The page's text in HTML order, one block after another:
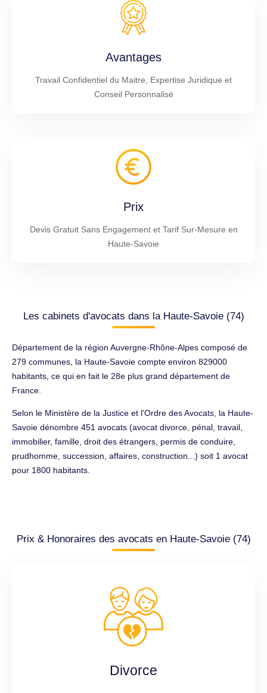
Avantages
Travail Confidentiel du Maitre, Expertise Juridique et
Conseil Personnalisé
Prix
Devis Gratuit Sans Engagement et Tarif Sur-Mesure en
Haute-Savoie
Les cabinets d'avocats dans la Haute-Savoie (74)
Département de la région Auvergne-Rhône-Alpes composé de
279 communes, la Haute-Savoie compte environ 829000
habitants, ce qui en fait le 28e plus grand département de
France.
Selon le Ministère de la Justice et l'Ordre des Avocats, la Haute-
Savoie dénombre 451 avocats (avocat divorce, pénal, travail,
immobilier, famille, droit des étrangers, permis de conduire,
prudhomme, succession, affaires, construction...) soit 1 avocat
pour 1800 habitants.
Prix & Honoraires des avocats en Haute-Savoie (74)
Divorce